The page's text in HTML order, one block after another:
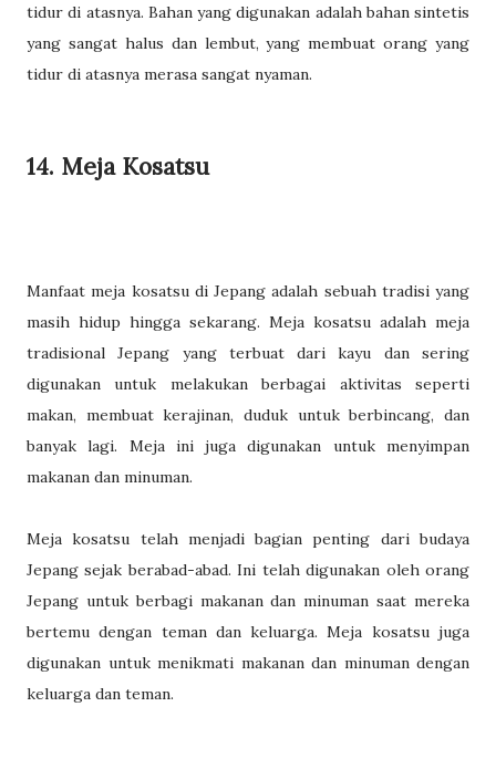
tidur di atasnya. Bahan yang digunakan adalah bahan sintetis
yang sangat halus dan lembut, yang membuat orang yang
tidur di atasnya merasa sangat nyaman.
14. Meja Kosatsu
Manfaat meja kosatsu di Jepang adalah sebuah tradisi yang
masih hidup hingga sekarang. Meja kosatsu adalah meja
tradisional Jepang yang terbuat dari kayu dan sering
digunakan untuk melakukan berbagai aktivitas seperti
makan, membuat kerajinan, duduk untuk berbincang, dan
banyak lagi. Meja ini juga digunakan untuk menyimpan
makanan dan minuman.
Meja kosatsu telah menjadi bagian penting dari budaya
Jepang sejak berabad-abad. Ini telah digunakan oleh orang
Jepang untuk berbagi makanan dan minuman saat mereka
bertemu dengan teman dan keluarga. Meja kosatsu juga
digunakan untuk menikmati makanan dan minuman dengan
keluarga dan teman.